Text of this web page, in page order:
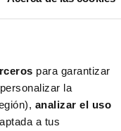
para garantizar
la
analizar el uso
a tus